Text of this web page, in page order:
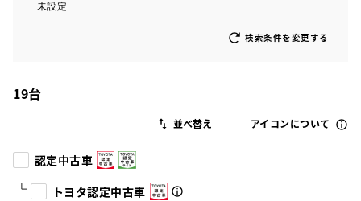
未設定
検索条件を変更する
19台
アイコンについて
認定中古車
トヨタ認定中古車